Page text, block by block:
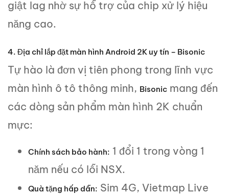
giật lag nhờ sự hỗ trợ của chip xử lý hiệu
năng cao.
4. Địa chỉ lắp đặt màn hình Android 2K uy tín – Bisonic
Tự hào là đơn vị tiên phong trong lĩnh vực
màn hình ô tô thông minh, Bisonic mang đến
các dòng sản phẩm màn hình 2K chuẩn
mực:
Chính sách bảo hành: 1 đổi 1 trong vòng 1
năm nếu có lỗi NSX.
Quà tặng hấp dẫn: Sim 4G, Vietmap Live